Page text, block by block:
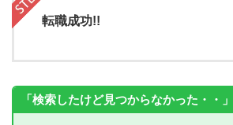
転職成功!!
「検索したけど見つからなかった・・」